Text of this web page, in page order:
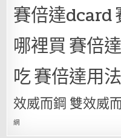
賽倍達dcard
哪裡買賽倍
吃賽倍達用法
效威而鋼 雙效威
網